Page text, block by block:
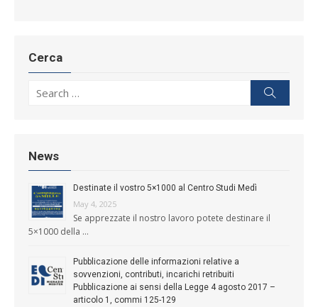
Cerca
News
Destinate il vostro 5×1000 al Centro Studi Medì
May 4, 2025
Se apprezzate il nostro lavoro potete destinare il
5×1000 della …
Pubblicazione delle informazioni relative a
sovvenzioni, contributi, incarichi retribuiti
Pubblicazione ai sensi della Legge 4 agosto 2017 –
articolo 1, commi 125-129